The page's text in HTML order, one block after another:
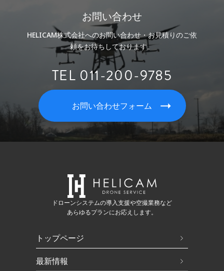
お問い合わせ
HELICAM株式会社へのお問い合わせ・お見積りのご依
頼をお待ちしております。
TEL 011-200-9785
お問い合わせフォーム
ドローンシステムの導入支援や空撮業務など
あらゆるプランにお応えします。
トップページ
最新情報